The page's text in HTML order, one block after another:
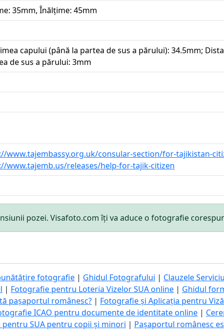
35mm, Înălțime: 45mm
capului (până la partea de sus a părului): 34.5mm;
de sus a părului: 3mm
www.tajembassy.org.uk/consular-section/for-tajikistan-
www.tajemb.us/releases/help-for-tajik-citizen
pozei. Visafoto.com îți va aduce o fotografie
fotografie | Ghidul Fotografului | Clauzele
| Fotografie pentru Loteria Vizelor SUA online | Ghidul
pașaportul românesc? | Fotografie și Aplicația pentru
ICAO pentru documente de identitate online |
pentru SUA pentru copii și minori | Pașaportul românesc